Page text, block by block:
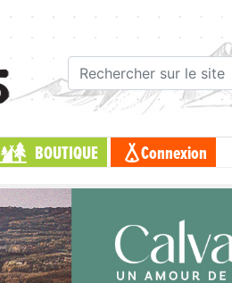
BOUTIQUE Connexion